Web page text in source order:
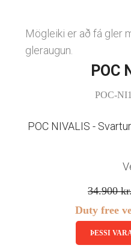
Linsuvökvi
Augnhvílur
Gleraugnaklútar og
Vítamín
Mögleiki er að fá gler
gleraugun.
POC
POC-
POC NIVALIS -
34.900
Duty free
ÞESSI